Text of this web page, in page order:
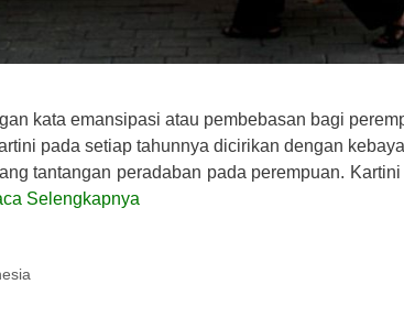
kata emansipasi atau pembebasan bagi
pada setiap tahunnya dicirikan dengan
tantangan peradaban pada perempuan.
Selengkapnya